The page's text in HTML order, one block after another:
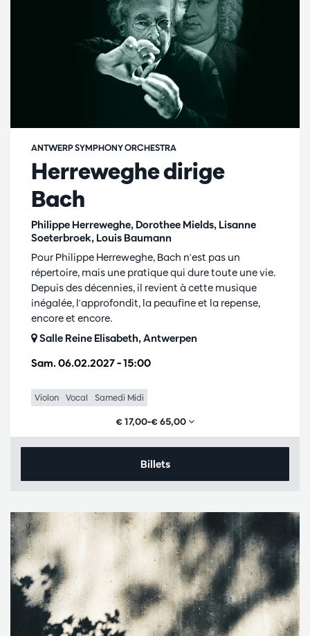
Herreweghe dirige
Bach
Philippe Herreweghe, Dorothee Mields, Lisanne
Soeterbroek, Louis Baumann
ANTWERP SYMPHONY ORCHESTRA
Sam. 06.02.2027– 15:00
Pour Philippe Herreweghe, Bach n'est pas un
répertoire, mais une pratique qui dure toute une vie.
Depuis des décennies, il revient à cette musique
inégalée, l'approfondit, la peaufine et la repense,
encore et encore.
Salle Reine Elisabeth, Antwerpen
Violon Vocal Samedi Midi
€ 17,00–€ 65,00
Billets